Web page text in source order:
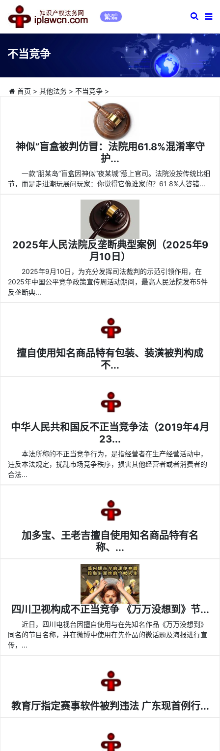
繁體
不当竞争
首页 > 其他法务> 不当竞争>
神似”盲盒被判仿冒：法院用61.8%混淆率守
护...
一款“朋某岛”盲盒因神似“夜某城”惹上官司。法院没按传统比细
节，而是走进潮玩展问玩家：你觉得它像谁家的？61 8%人答错...
2025年人民法院反垄断典型案例（2025年9
月10日）
2025年9月10日，为充分发挥司法裁判的示范引领作用，在
2025年中国公平竞争政策宣传周活动期间，最高人民法院发布5件
反垄断典...
擅自使用知名商品特有包装、装潢被判构成
不...
中华人民共和国反不正当竞争法（2019年4月
23...
本法所称的不正当竞争行为，是指经营者在生产经营活动中，
违反本法规定，扰乱市场竞争秩序，损害其他经营者或者消费者的
合法...
加多宝、王老吉擅自使用知名商品特有名
称、...
四川卫视构成不正当竞争 《万万没想到》节...
近日，四川电视台因擅自使用与在先知名作品《万万没想到》
同名的节目名称，并在微博中使用在先作品的微话题及海报进行宣
传，...
教育厅指定赛事软件被判违法 广东现首例行...